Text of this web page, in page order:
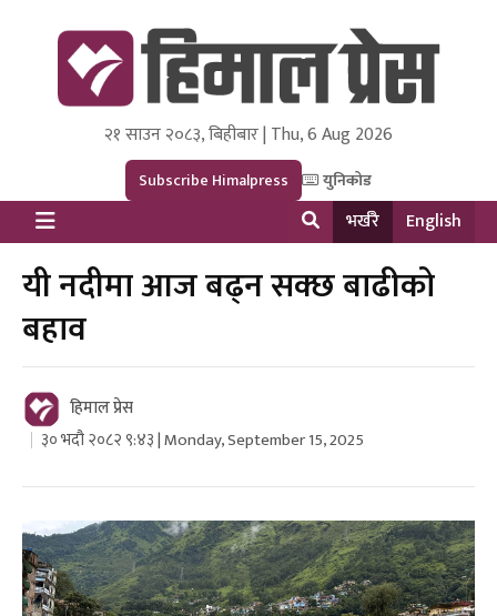
Himal Press
Dot NewsyNepal Media and Research Pvt Ltd.
२१ साउन २०८३, बिहीबार | Thu, 6 Aug 2026
Subscribe Himalpress युनिकोड
भर्खरै English
यी नदीमा आज बढ्न सक्छ बाढीको
बहाव
हिमाल प्रेस
३० भदौ २०८२ ९:४३ | Monday, September 15, 2025